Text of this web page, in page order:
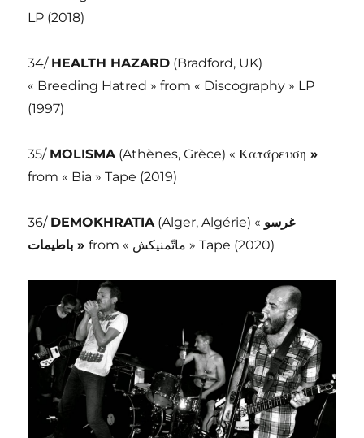
LP (2018)
34/ HEALTH HAZARD (Bradford, UK)
« Breeding Hatred » from « Discography » LP
(1997)
35/ MOLISMA (Athènes, Grèce) « Κατάρευση »
from « Bia » Tape (2019)
36/ DEMOKHRATIA (Alger, Algérie) « غرسو
باطيمات » from « ماتّمنيكش » Tape (2020)